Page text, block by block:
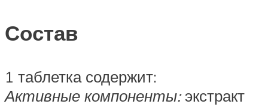
Состав
1 таблетка содержит:
Активные компоненты:экстракт